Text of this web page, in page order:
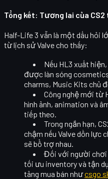
Tổng kết: Tương lai của
Half-Life 3 vẫn là một dấu hỏi
từ lịch sử Valve cho thấy:
Nếu HL3 xuất
đượclàn sóng
charms, Music Kits chủ
Công nghệ mới từ
hình ảnh, animation và
tiếp theo.
Trong ngắn hạn,
chậm nếu Valve dồn lực
sẽ bổ trợ nhau.
Đối với người chơi
tối ưu inventory và tận
tảng mua bán nhưcsgo